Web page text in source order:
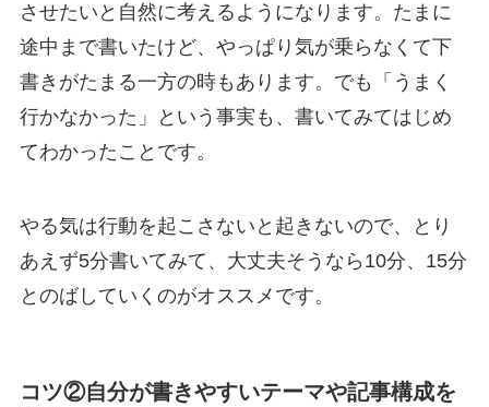
させたいと自然に考えるようになります。たまに
途中まで書いたけど、やっぱり気が乗らなくて下
書きがたまる一方の時もあります。でも「うまく
行かなかった」という事実も、書いてみてはじめ
てわかったことです。
やる気は行動を起こさないと起きないので、とり
あえず5分書いてみて、大丈夫そうなら10分、15分
とのばしていくのがオススメです。
コツ②自分が書きやすいテーマや記事構成を